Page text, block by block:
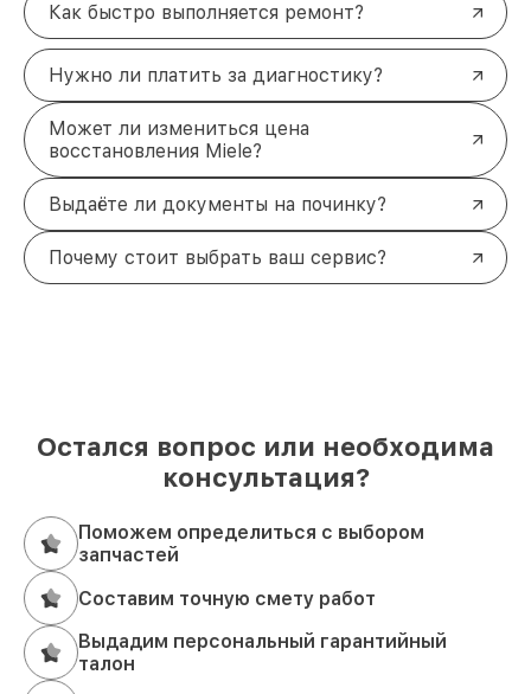
Как быстро выполняется ремонт?
Нужно ли платить за диагностику?
Может ли измениться цена
восстановления Miele?
Выдаёте ли документы на починку?
Почему стоит выбрать ваш сервис?
Остался вопрос или необходима
консультация?
Поможем определиться с выбором
запчастей
Составим точную смету работ
Выдадим персональный гарантийный
талон